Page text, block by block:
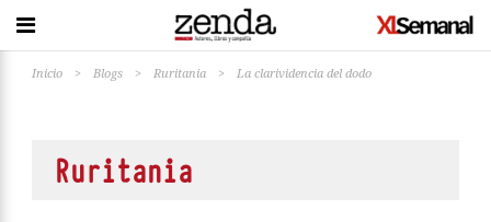
Inicio > Blogs > Ruritania > La clarividencia del dodo
Ruritania